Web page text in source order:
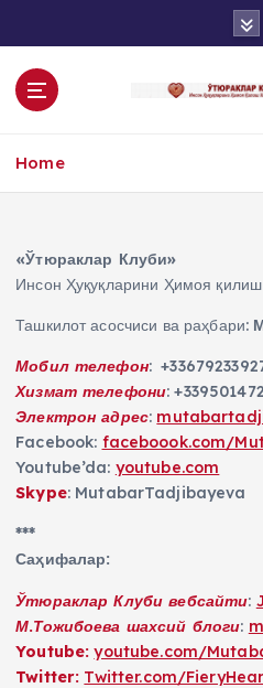
o
Home
«Ўтюраклар Клуби»
Инсон Ҳуқуқларини Ҳимоя
Ташкилот асосчиси ва раҳбари:
Мобил телефон:
Хизмат телефони:
Электрон адрес:
Facebook: faceboook.com/
Youtube’da: youtube.com
Skype: MutabarTadjibayeva
***
Саҳифалар:
Ўтюраклар Клуби вебсайти:
М.Тожибоева шахсий блоги:
Youtube: youtube.com/
Twitter: Twitter.com/